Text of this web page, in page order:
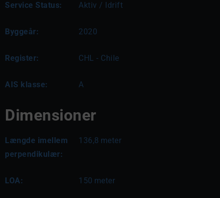
Service Status: Aktiv / Idrift
Byggeår: 2020
Register: CHL - Chile
AIS klasse: A
Dimensioner
Længde imellem
perpendikulær:
136,8 meter
LOA: 150 meter